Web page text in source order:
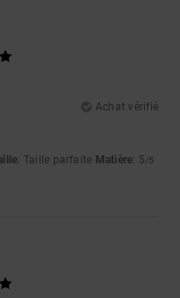
Achat vérifié
: Taille parfaite Matière: 5/5